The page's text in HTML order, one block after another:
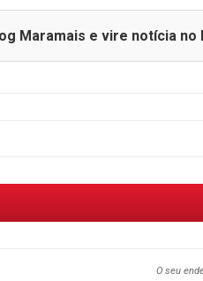
Maramais e vire notícia no
O seu